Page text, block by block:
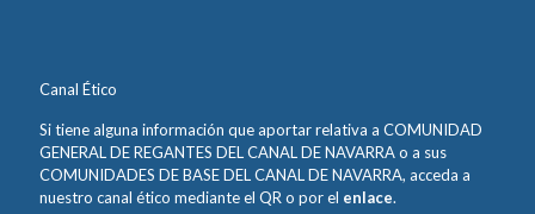
Canal Ético
Si tiene alguna información que aportar relativa a COMUNIDAD
GENERAL DE REGANTES DEL CANAL DE NAVARRA o a sus
COMUNIDADES DE BASE DEL CANAL DE NAVARRA, acceda a
nuestro canal ético mediante el QR o por el enlace.